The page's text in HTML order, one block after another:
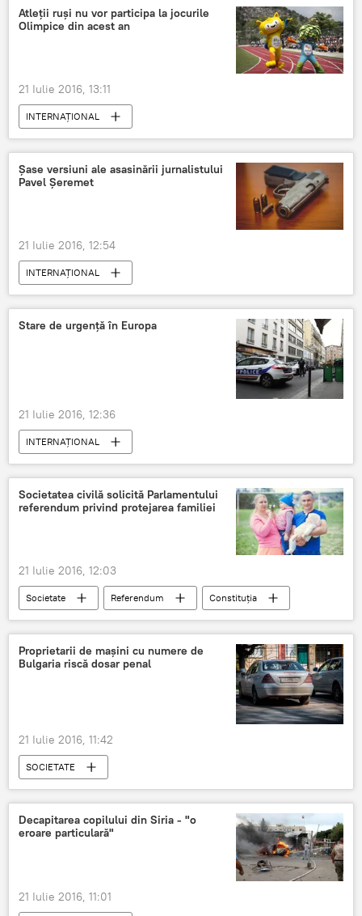
Atleții ruși nu vor participa la jocurile
Olimpice din acest an
21 Iulie 2016, 13:11
INTERNAŢIONAL
Șase versiuni ale asasinării jurnalistului
Pavel Șeremet
21 Iulie 2016, 12:54
INTERNAŢIONAL
Stare de urgență în Europa
21 Iulie 2016, 12:36
INTERNAŢIONAL
Societatea civilă solicită Parlamentului
referendum privind protejarea familiei
21 Iulie 2016, 12:03
Societate Referendum
Constituția
Referendumul pentru modificarea Constituției
România
familie
Proprietarii de mașini cu numere de
Bulgaria riscă dosar penal
21 Iulie 2016, 11:42
SOCIETATE
Decapitarea copilului din Siria - "o
eroare particulară"
21 Iulie 2016, 11:01